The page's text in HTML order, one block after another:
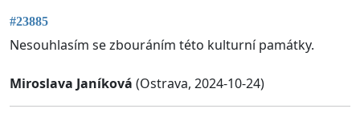
#23885
Nesouhlasím se zbouráním této kulturní památky.
Miroslava Janíková (Ostrava, 2024-10-24)